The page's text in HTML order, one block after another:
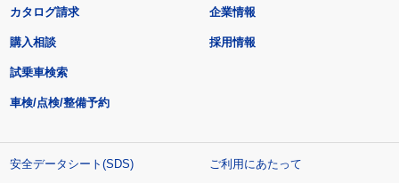
カタログ請求
購入相談
試乗車検索
車検/点検/整備予約
企業情報
採用情報
安全データシート(SDS)
ご利用にあたって